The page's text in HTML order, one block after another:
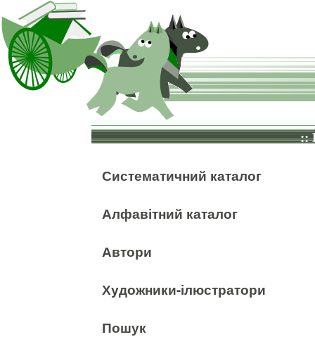
::
Систематичний каталог
Алфавітний каталог
Автори
Художники-ілюстратори
Пошук